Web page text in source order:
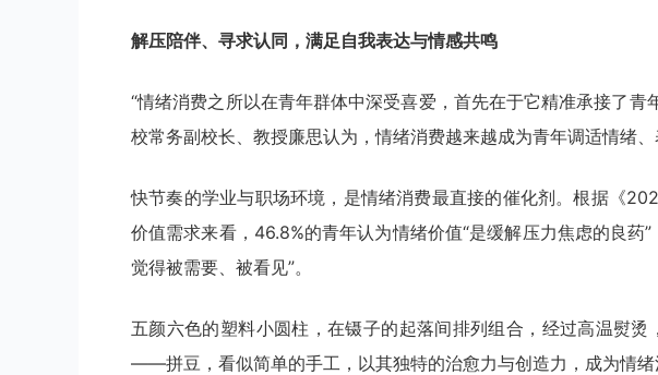
解压陪伴、寻求认同，满足自我表达与情感共鸣
“情绪消费之所以在青年群体中深受喜爱，首先在于它精准承接了青
校常务副校长、教授廉思认为，情绪消费越来越成为青年调适情绪、
快节奏的学业与职场环境，是情绪消费最直接的催化剂。根据《
价值需求来看，46.8%的青年认为情绪价值“是缓解压力焦虑的良药
觉得被需要、被看见”。
五颜六色的塑料小圆柱，在镊子的起落间排列组合，经过高温熨
——拼豆，看似简单的手工，以其独特的治愈力与创造力，成为情绪